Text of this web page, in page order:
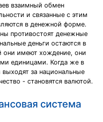
взаимный обмен
и связанные с этим
в денежной форме.
противостоят денежные
деньги остаются в
они имеют хождение, они
единицами. Когда же в
за национальные
- становятся валютой.
система